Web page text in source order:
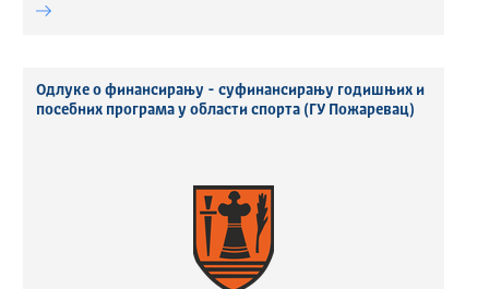
Одлуке о финансирању - суфинансирању годишњих и
посебних програма у области спорта (ГУ Пожаревац)